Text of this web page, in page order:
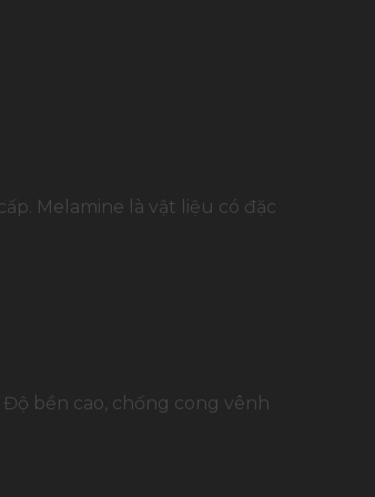
Melamine là vật liệu có đặc
bền cao, chống cong vênh